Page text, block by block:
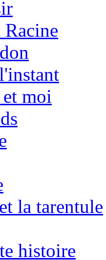
moi
la tarentule
histoire